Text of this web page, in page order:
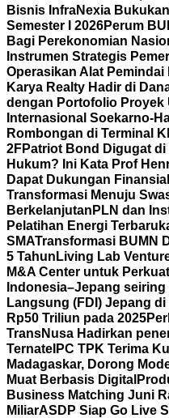
Bisnis InfraNexia
Semester I 2026Perum
Bagi Perekonomian
Instrumen Strategis
Operasikan Alat
Karya Realty Hadir di
dengan Portofolio Proyek
Internasional Soekarno-
Rombongan di Terminal
2FPatriot Bond Digugat
Hukum? Ini Kata Prof
Dapat Dukungan
Transformasi Menuju
Berkelanjutan PLN dan
Pelatihan Energi
SMATransformasi BUMN
5 Tahun Living Lab
M&A Center untuk
Indonesia–Jepang
Langsung (FDI) Jepang
Rp50 Triliun pada 2025
TransNusa Hadirkan
Ternate IPC TPK Terima
Madagaskar, Dorong
Muat Berbasis Digital
Business Matching Juni
MiliarASDP Siap Go Live